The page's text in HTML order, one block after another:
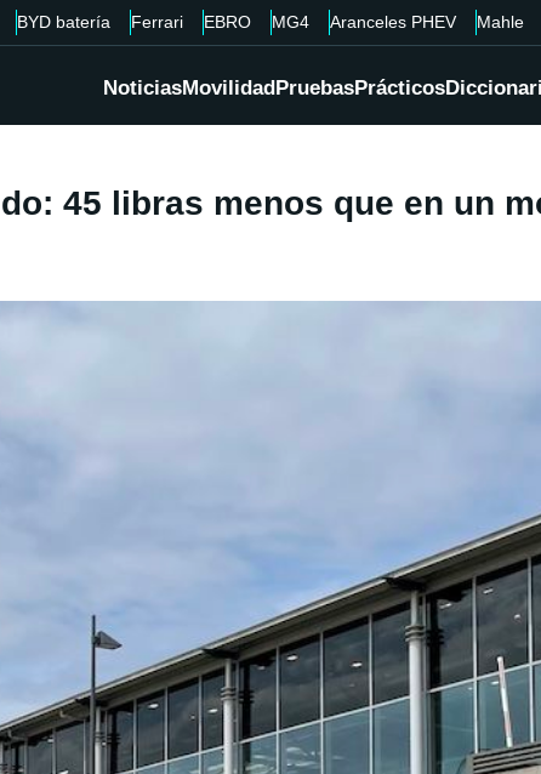
BYD batería Ferrari EBRO MG4 Aranceles PHEV Mahle
NoticiasMovilidadPruebasPrácticos
45 libras menos que en un